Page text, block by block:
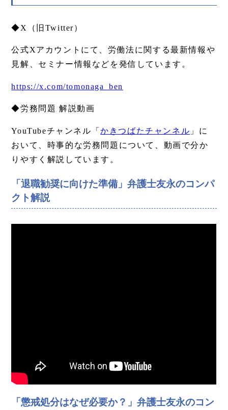
◆X（旧Twitter）
公式Xアカウントにて、労働法に関する最新情報や
見解、セミナー情報などを発信しています。
https://x.com/tomonaga_ben
◆労務問題 解説動画
YouTubeチャンネル「かきつばたチャンネル 」に
おいて、時事的な労務問題について、動画で分か
りやすく解説しています。
「退職勧奨に向けた準備」弁護士友永のコンパ
クト解説
「懲戒処分はなぜ必要か？」弁護士友永のコン